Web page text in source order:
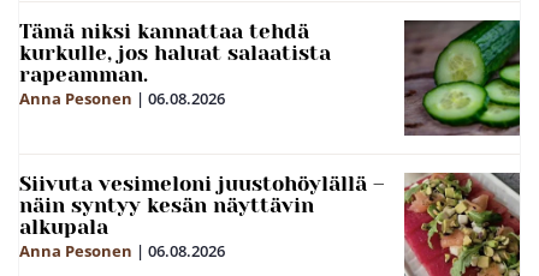
Tämä niksi kannattaa tehdä
kurkulle, jos haluat salaatista
rapeamman.
Anna Pesonen | 06.08.2026
Siivuta vesimeloni juustohöylällä –
näin syntyy kesän näyttävin
alkupala
Anna Pesonen | 06.08.2026